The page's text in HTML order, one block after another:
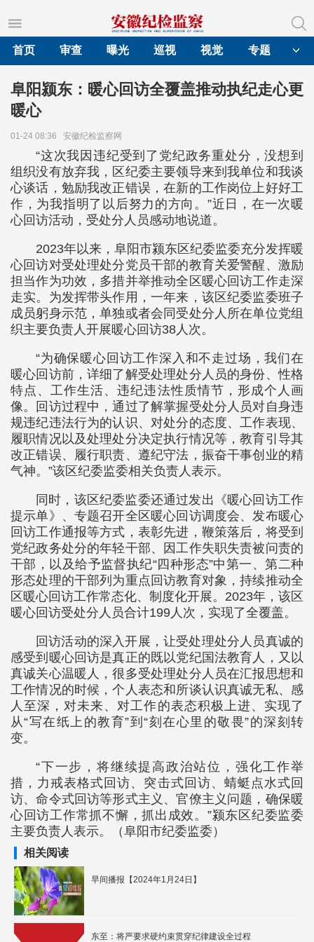
首页
审查 曝光 巡视 视觉 专题
阜阳颍东：暖心回访全覆盖推动执纪走心更
暖心
01-24 08:36 安徽纪检监察网
“这次我因违纪受到了党纪政务重处分，没想到
组织没有放弃我，区纪委主要领导来到我单位和我谈
心谈话，勉励我改正错误，在新的工作岗位上好好工
作，为我指明了以后努力的方向。”近日，在一次暖
心回访活动，受处分人员感动地说道。
2023年以来，阜阳市颍东区纪委监委充分发挥暖
心回访对受处理处分党员干部的教育关爱警醒、激励
担当作为功效，多措并举推动全区暖心回访工作走深
走实。为发挥带头作用，一年来，该区纪委监委班子
成员躬身示范，单独或者会同受处分人所在单位党组
织主要负责人开展暖心回访38人次。
“为确保暖心回访工作深入和不走过场，我们在
暖心回访前，详细了解受处理处分人员的身份、性格
特点、工作生活、违纪违法性质情节，形成个人画
像。回访过程中，通过了解掌握受处分人员对自身违
规违纪违法行为的认识、对处分的态度、工作表现、
履职情况以及处理处分决定执行情况等，教育引导其
改正错误、履行职责、遵纪守法，振奋干事创业的精
气神。”该区纪委监委相关负责人表示。
同时，该区纪委监委还通过发出《暖心回访工作
提示单》、专题召开全区暖心回访调度会、发布暖心
回访工作通报等方式，表彰先进，鞭策落后，将受到
党纪政务处分的年轻干部、因工作失职失责被问责的
干部，以及给予监督执纪“四种形态”中第一、第二种
形态处理的干部列为重点回访教育对象，持续推动全
区暖心回访工作常态化、制度化开展。2023年，该区
暖心回访受处分人员合计199人次，实现了全覆盖。
回访活动的深入开展，让受处理处分人员真诚的
感受到暖心回访是真正的既以党纪国法教育人，又以
真诚关心温暖人，很多受处理处分人员在汇报思想和
工作情况的时候，个人表态和所谈认识真诚无私、感
人至深，对未来、对工作的表态积极上进、实现了
从“写在纸上的教育”到“刻在心里的敬畏”的深刻转
变。
“下一步，将继续提高政治站位，强化工作举
措，力戒表格式回访、突击式回访、蜻蜓点水式回
访、命令式回访等形式主义、官僚主义问题，确保暖
心回访工作常抓不懈，抓出成效。”颍东区纪委监委
主要负责人表示。（阜阳市纪委监委）
相关阅读
早间播报【2024年1月24日】
东至：将严要求硬约束贯穿纪律建设全过程